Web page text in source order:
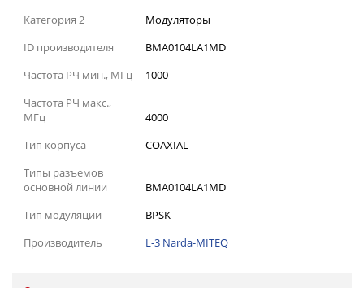
Категория 2
Модуляторы
ID производителя
BMA0104LA1MD
Частота РЧ мин., МГц
1000
Частота РЧ макс.,
МГц
4000
Тип корпуса
COAXIAL
Типы разъемов
основной линии
BMA0104LA1MD
Тип модуляции
BPSK
Производитель
L-3 Narda-MITEQ